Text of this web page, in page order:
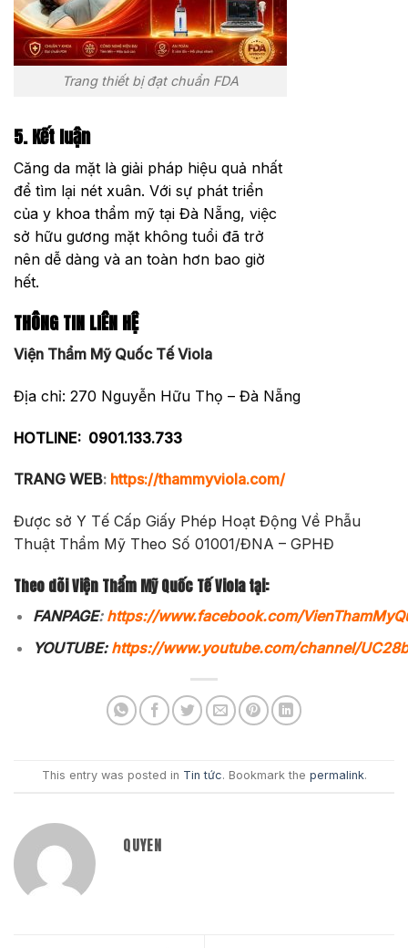
Trang thiết bị đạt chuẩn FDA
5. Kết luận
Căng da mặt là giải pháp hiệu quả nhất
để tìm lại nét xuân. Với sự phát triển
của y khoa thẩm mỹ tại Đà Nẵng, việc
sở hữu gương mặt không tuổi đã trở
nên dễ dàng và an toàn hơn bao giờ
hết.
THÔNG TIN LIÊN HỆ
Viện Thẩm Mỹ Quốc Tế Viola
Địa chỉ: 270 Nguyễn Hữu Thọ – Đà Nẵng
HOTLINE: 0901.133.733
TRANG WEB: https://thammyviola.com/
Được sở Y Tế Cấp Giấy Phép Hoạt Động Về Phẫu
Thuật Thẩm Mỹ Theo Số 01001/ĐNA – GPHĐ
Theo dõi Viện Thẩm Mỹ Quốc Tế Viola tại:
FANPAGE: https://www.facebook.com/
YOUTUBE: https://www.youtube.com/channel/
This entry was posted in Tin tức. Bookmark the permalink.
QUYEN